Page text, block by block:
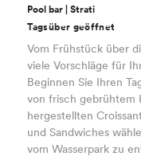
Pool bar | Strati
Tagsüber geöffnet
Vom Frühstück über
viele Vorschläge für
Beginnen Sie Ihren
von frisch gebrühtem
hergestellten
und Sandwiches
vom Wasserpark zu